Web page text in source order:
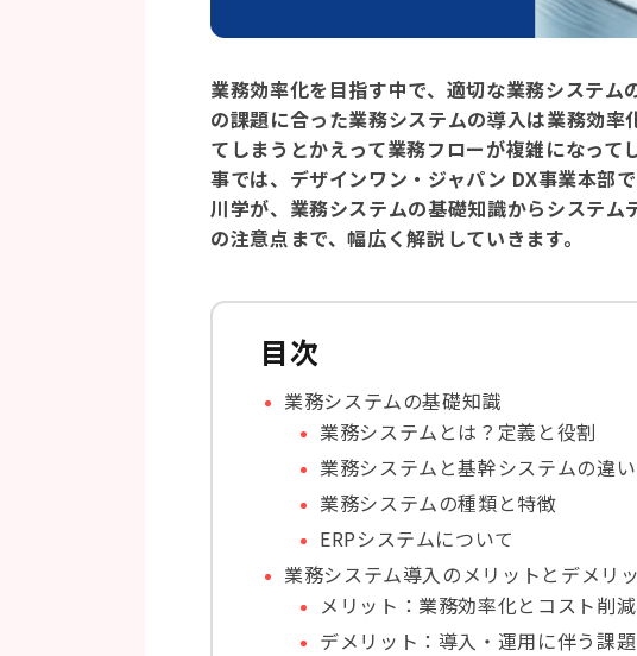
業務効率化を目指す中で、適切な業務システム
の課題に合った業務システムの導入は業務効率
てしまうとかえって業務フローが複雑になって
事では、デザインワン・ジャパン DX事業本部
川学が、業務システムの基礎知識からシステ
の注意点まで、幅広く解説していきます。
目次
業務システムの基礎知識
業務システムとは？定義と役割
業務システムと基幹システムの違い
業務システムの種類と特徴
ERPシステムについて
業務システム導入のメリットとデメリ
メリット：業務効率化とコスト削減
デメリット：導入・運用に伴う課題